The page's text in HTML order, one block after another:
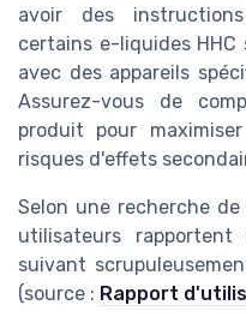
avoir des
certains e-liquides
avec des appareils
Assurez-vous de
produit pour
risques d'effets
Selon une recherche de
utilisateurs
suivant
(source : Rapport